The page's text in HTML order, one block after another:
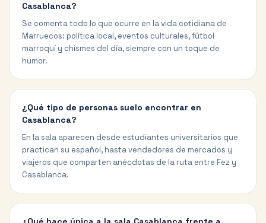
Casablanca?
Se comenta todo lo que ocurre en la vida cotidiana de
Marruecos: política local, eventos culturales, fútbol
marroquí y chismes del día, siempre con un toque de
humor.
¿Qué tipo de personas suelo encontrar en
Casablanca?
En la sala aparecen desde estudiantes universitarios que
practican su español, hasta vendedores de mercados y
viajeros que comparten anécdotas de la ruta entre Fez y
Casablanca.